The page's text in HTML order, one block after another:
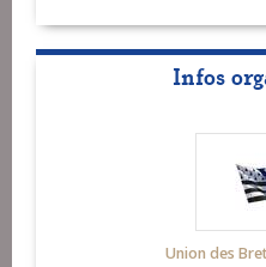
Infos
Union des